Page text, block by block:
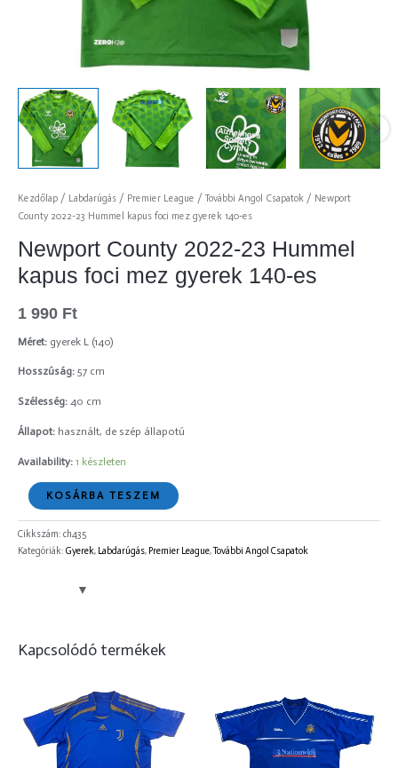
Kezdőlap / Labdarúgás / Premier League /További Angol Csapatok / Newport
County 2022-23 Hummel kapus foci mez gyerek 140-es
Newport County 2022-23 Hummel
kapus foci mez gyerek 140-es
1 990 Ft
Méret: gyerek L (140)
Hosszúság: 57 cm
Szélesség: 40 cm
Állapot: használt, de szép állapotú
Availability: 1 készleten
KOSÁRBA TESZEM
Cikkszám: ch435
Kategóriák: Gyerek, Labdarúgás, Premier League,További Angol Csapatok
Kapcsolódó termékek